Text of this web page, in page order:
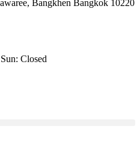
Bangkhen Bangkok 10220
Closed